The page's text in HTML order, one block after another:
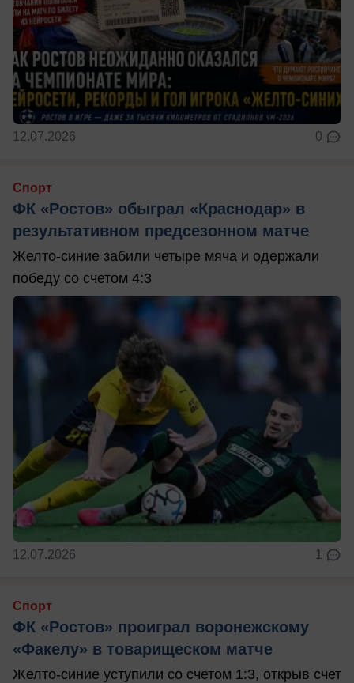
12.07.2026 0
Спорт
ФК «Ростов» обыграл «Краснодар» в
результативном предсезонном матче
Желто-синие забили четыре мяча и одержали
победу со счетом 4:3
12.07.2026 1
Спорт
ФК «Ростов» проиграл воронежскому
«Факелу» в товарищеском матче
Желто-синие уступили со счетом 1:3, открыв счет